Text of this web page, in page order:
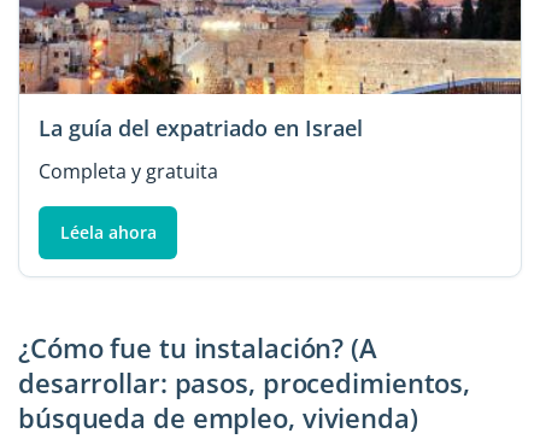
La guía del expatriado en Israel
Completa y gratuita
Léela ahora
¿Cómo fue tu instalación? (A
desarrollar: pasos, procedimientos,
búsqueda de empleo, vivienda)